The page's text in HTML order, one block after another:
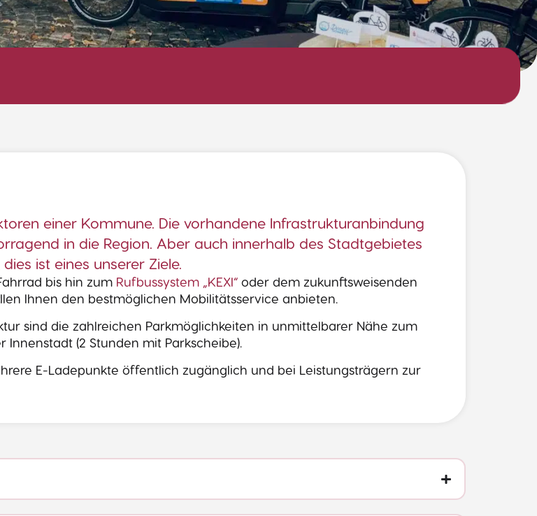
einer Kommune. Die vorhandene Infrastrukturanbindung
in die Region. Aber auch innerhalb des Stadtgebietes
ist eines unserer Ziele.
bis hin zum Rufbussystem „KEXI“ oder dem zukunftsweisenden
Ihnen den bestmöglichen Mobilitätsservice anbieten.
sind die zahlreichen Parkmöglichkeiten in unmittelbarer Nähe zum
Innenstadt (2 Stunden mit Parkscheibe).
E-Ladepunkte öffentlich zugänglich und bei Leistungsträgern zur